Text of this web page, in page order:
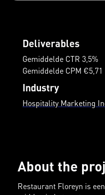
Deliverables
Gemiddelde CTR 3,5%
Gemiddelde CPM €5,71
Industry
Hospitality Marketing
About the
Restaurant Floreyn is